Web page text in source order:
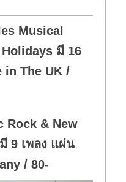
Musical
มี 16
in The UK /
Rock & New
9 เพลง แผ่น
/ 80-